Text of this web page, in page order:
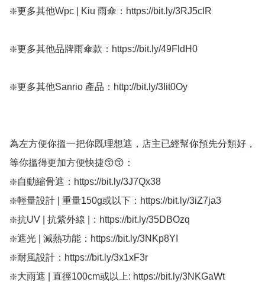
❇️更多其他Wpc | Kiu 雨傘：https://bit.ly/3RJ5cIR
❇️更多其他品牌雨傘款：https://bit.ly/49FldH0
❇️更多其他Sanrio 產品：http://bit.ly/3Iit0Oy
為左方便你搵一把你既理想遮，店主已經幫你預先分類好，
等你搵得更加方便快捷😙😙：
❇️自動縮骨遮：https://bit.ly/3J7Qx38
❇️輕量設計 | 重量150g或以下：https://bit.ly/3iZ7ja3
❇️抗UV | 抗紫外線 |：https://bit.ly/35DBOzq
❇️遮光 | 減熱功能：https://bit.ly/3NKp8YI
❇️耐風設計：https://bit.ly/3x1xF3r
❇️大雨遮 | 直徑100cm或以上: https://bit.ly/3NKGaWt